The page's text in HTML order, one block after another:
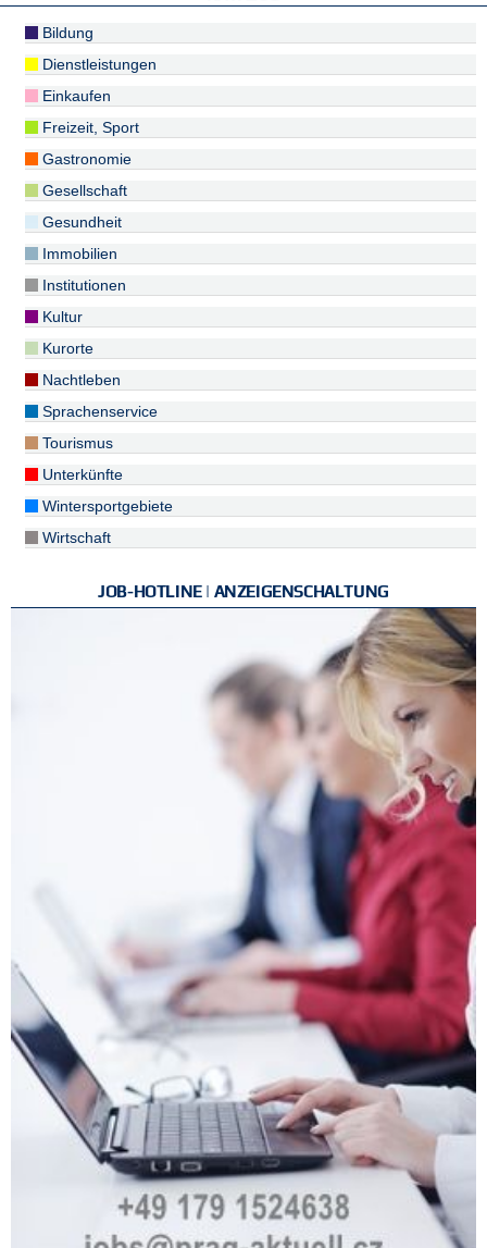
Bildung
Dienstleistungen
Einkaufen
Freizeit, Sport
Gastronomie
Gesellschaft
Gesundheit
Immobilien
Institutionen
Kultur
Kurorte
Nachtleben
Sprachenservice
Tourismus
Unterkünfte
Wintersportgebiete
Wirtschaft
JOB-HOTLINE | ANZEIGENSCHALTUNG